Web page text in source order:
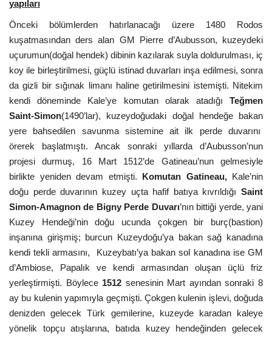
yapıları
Önceki bölümlerden hatırlanacağı üzere 1480 Rodos
kuşatmasından ders alan GM Pierre d’Aubusson, kuzeydeki
uçurumun(doğal hendek) dibinin kazılarak suyla doldurulması, iç
koy ile birleştirilmesi, güçlü istinad duvarları inşa edilmesi, sonra
da gizli bir sığınak limanı haline getirilmesini istemişti. Nitekim
kendi döneminde Kale’ye komutan olarak atadığı Teğmen
Saint-Simon(1490’lar), kuzeydoğudaki doğal hendeğe bakan
yere bahsedilen savunma sistemine ait ilk perde duvarını
örerek başlatmıştı. Ancak sonraki yıllarda d’Aubusson’nun
projesi durmuş, 16 Mart 1512’de Gatineau’nun gelmesiyle
birlikte yeniden devam etmişti. Komutan Gatineau,Kale’nin
doğu perde duvarının kuzey uçta hafif batıya kıvrıldığı Saint
Simon-Amagnon de Bigny Perde Duvarı’nın bittiği yerde, yani
Kuzey Hendeği’nin doğu ucunda çokgen bir burç(bastion)
inşanına girişmiş; burcun Kuzeydoğu’ya bakan sağ kanadına
kendi tekli armasını, Kuzeybatı’ya bakan sol kanadına ise GM
d’Ambiose, Papalık ve kendi armasından oluşan üçlü friz
yerleştirmişti. Böylece 1512 senesinin Mart ayından sonraki 8
ay bu kulenin yapımıyla geçmişti. Çokgen kulenin işlevi, doğuda
denizden gelecek Türk gemilerine, kuzeyde karadan kaleye
yönelik topçu atışlarına, batıda kuzey hendeğinden gelecek